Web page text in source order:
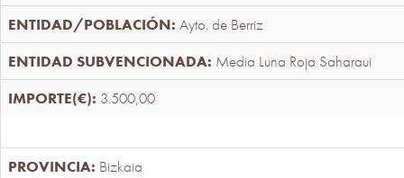
Ayto. de Berriz
Media Luna Roja Saharaui
3.500,00
Bizkaia